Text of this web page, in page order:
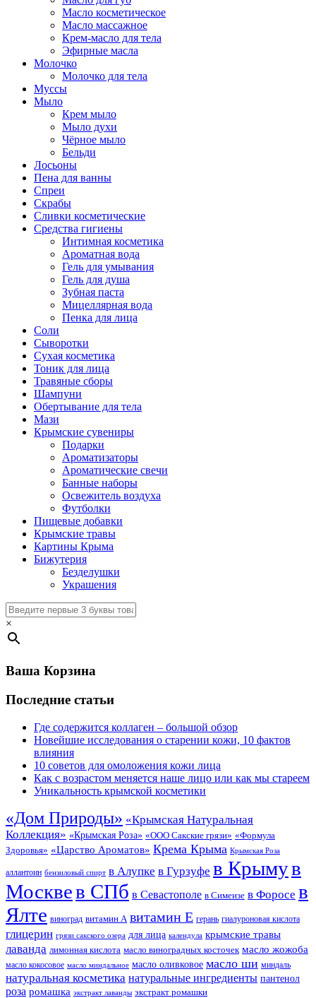
Масло косметическое
Масло массажное
Крем-масло для тела
Эфирные масла
Молочко
Молочко для тела
Муссы
Мыло
Крем мыло
Мыло духи
Чёрное мыло
Бельди
Лосьоны
Пена для ванны
Спреи
Скрабы
Сливки косметические
Средства гигиены
Интимная косметика
Ароматная вода
Гель для умывания
Гель для душа
Зубная паста
Мицеллярная вода
Пенка для лица
Соли
Сыворотки
Сухая косметика
Тоник для лица
Травяные сборы
Шампуни
Обертывание для тела
Мази
Крымские сувениры
Подарки
Ароматизаторы
Ароматические свечи
Банные наборы
Освежитель воздуха
Футболки
Пищевые добавки
Крымские травы
Картины Крыма
Бижутерия
Безделушки
Украшения
×
Ваша Корзина
Последние статьи
Где содержится коллаген – большой обзор
Новейшие исследования о старении кожи, 10 фактов
влияния
10 советов для омоложения кожи лица
Как с возрастом меняется наше лицо или как мы стареем
Уникальность крымской косметики
«Дом Природы» «Крымская Натуральная
Коллекция» «Крымская Роза» «ООО Сакские грязи» «Формула
Здоровья» «Царство Ароматов» Крема Крыма Крымская Роза
аллантоин бензиловый спирт в Алупке в Гурзуфе в Крымув
Москвев СПб в Севастополе в Симеизе в Форосе в
Ялте виноград витамин А витамин Е герань гиалуроновая кислота
глицерин грязи сакского озера для лица календула крымские травы
лаванда лимонная кислота масло виноградных косточек масло жожоба
масло кокосовое масло миндальное масло оливковое масло ши миндаль
натуральная косметика натуральные ингредиенты пантенол
роза ромашка экстракт лаванды экстракт ромашки